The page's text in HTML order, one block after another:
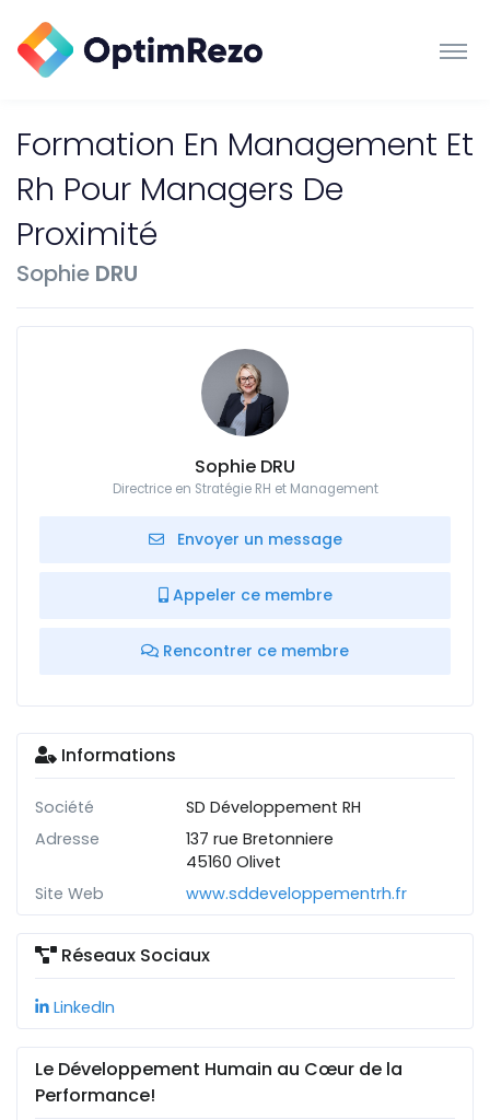
Formation En Management Et
Rh Pour Managers De
Proximité
Sophie DRU
Sophie DRU
Directrice en Stratégie RH et Management
Envoyer un message
Appeler ce membre
Rencontrer ce membre
Informations
Société
SD Développement RH
Adresse
137 rue Bretonniere
45160 Olivet
Site Web
www.sddeveloppementrh.fr
Réseaux Sociaux
LinkedIn
Le Développement Humain au Cœur de la
Performance!